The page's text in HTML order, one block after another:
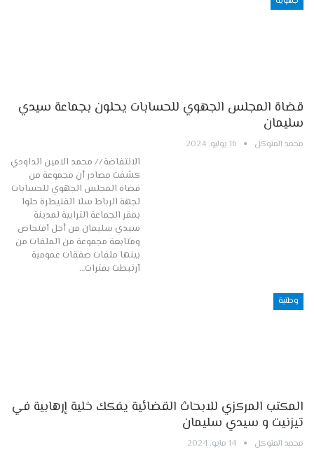
قضاة المجلس الجهوي للحسابات يحلون بجماعة سيدي
سليمان
محمد المتوكل 16 يوليو, 2024
الانتفاضة // محمد الامين الداودي
كشفت مصادر أن مجموعة من
قضاة المجلس الجهوي للحسابات
لجهة الرباط سلا القنيطرة حلوا
بمقر الجماعة الترابية لمدينة
سيدي سليمان من أجل ٱفتحاص
ومتابعة مجموعة من الملفات من
بينها ملفات صفقات عمومية
ٱرتبطت بفترات…
وطنية
المكتب المركزي للابحاث القضائية يفكك خلية إرهابية في
تيزنيت و سيدي سليمان
محمد المتوكل 14 مايو, 2024